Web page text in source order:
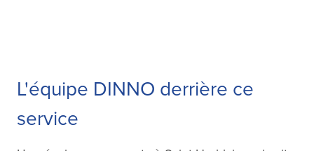
L'équipe DINNO derrière ce
service